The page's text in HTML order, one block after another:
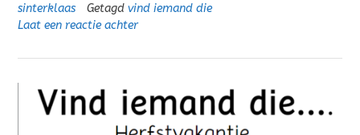
sinterklaas
Getagd vind iemand die
Laat een reactie achter